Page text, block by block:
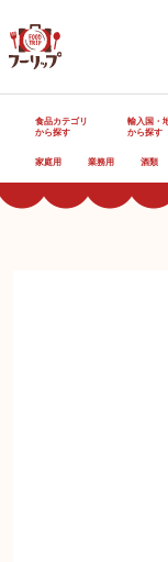
食品カテゴリ
から探す
輸入国・
から探す
家庭用 業務用 酒類